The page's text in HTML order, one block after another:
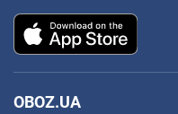
OBOZ.UA